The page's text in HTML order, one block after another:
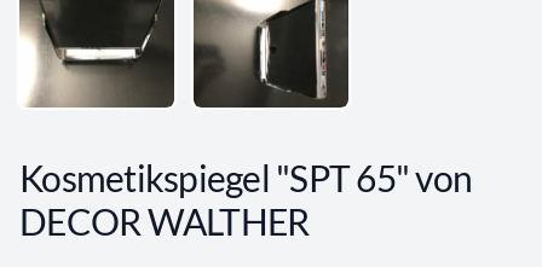
Kosmetikspiegel "SPT 65" von
DECOR WALTHER